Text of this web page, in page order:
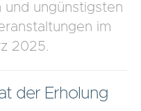
ungünstigsten
im
2025.
der Erholung